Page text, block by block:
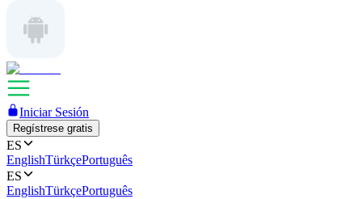
Iniciar Sesión
Regístrese gratis
ES
EnglishTürkçePortuguês
ES
EnglishTürkçePortuguês